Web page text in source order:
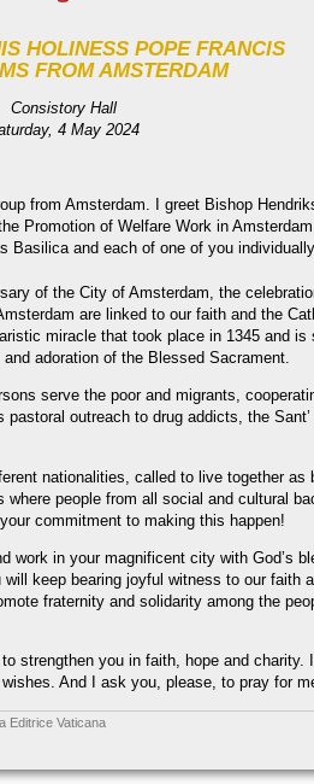
HOLINESS POPE FRANCIS
FROM AMSTERDAM
Consistory Hall
4 May 2024
from Am­ster­dam. I greet Bishop
Promotion of Welfare Work in
Basilica and each of one of you
of the City of Am­ster­dam, the
are linked to our faith and the
miracle that took place in 1345 and is
adoration of the Blessed Sacra­ment.
serve the poor and migrants,
outreach to drug addicts, the Sant’
nationalities, called to live together as
people from all social and cultural
commit­ment to making this happen!
work in your magnificent city with God’s
keep bea­ring joyful witness to our faith
fraternity and solidarity among the
strengthen you in faith, hope and charity.
And I ask you, please, to pray for
Editrice Vaticana